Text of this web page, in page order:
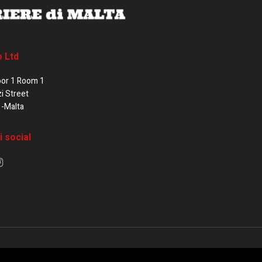
Ltd
1 Room 1
Street
Malta
social